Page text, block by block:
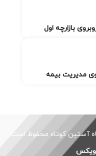
بازارچه اول
مدیریت بیمه
آستین کوتاه محفوظ است.